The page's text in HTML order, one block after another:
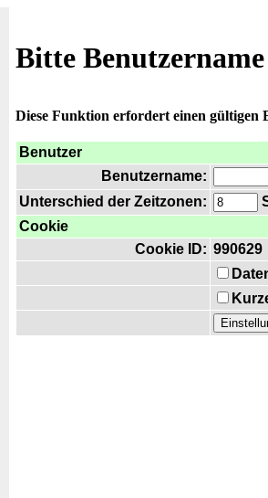
Bitte
Diese Funktion erfordert einen gültigen
Benutzer
Benutzername:
Unterschied der Zeitzonen:
Cookie
Cookie ID: 990629